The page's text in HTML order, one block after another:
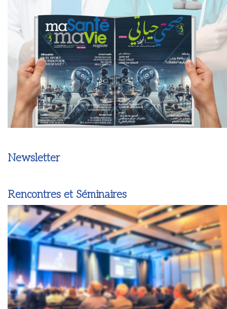
Newsletter
Rencontres et Séminaires